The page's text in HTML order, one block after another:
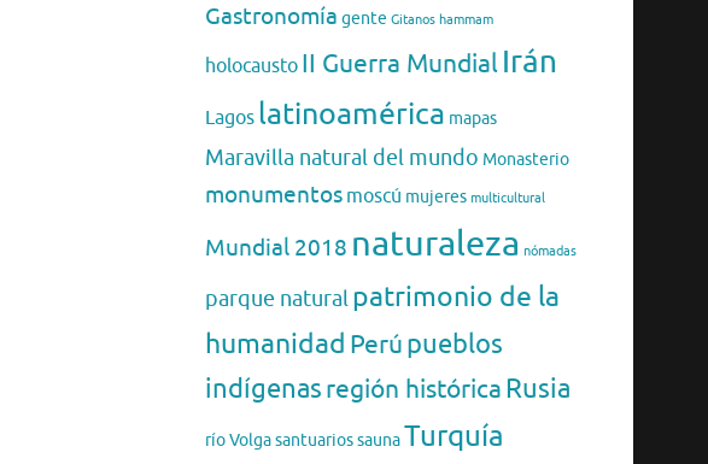
Gastronomía gente Gitanos hammam
holocausto II Guerra MundialIrán
Lagos latinoamérica mapas
Maravilla natural del mundo Monasterio
monumentos moscú mujeres multicultural
Mundial 2018 naturaleza nómadas
parque naturalpatrimonio de la
humanidad Perúpueblos
indígenasregión históricaRusia
río VolgasantuariossaunaTurquía